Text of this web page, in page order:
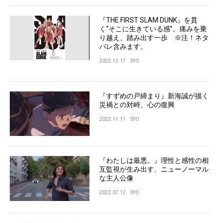
『THE FIRST SLAM DUNK』を貫
く“そこに生きている感”。痛みを乗
り越え、踏み出す一歩 ※注！ネタ
バレ含みます。
2022.12.17 SYO
『すずめの戸締まり』新海誠が描く
災禍との対峙、心の復興
2022.11.11 SYO
『わたしは最悪。』理性と感性の相
互監視が生み出す、ニューノーマル
な主人公像
2022.07.12 SYO